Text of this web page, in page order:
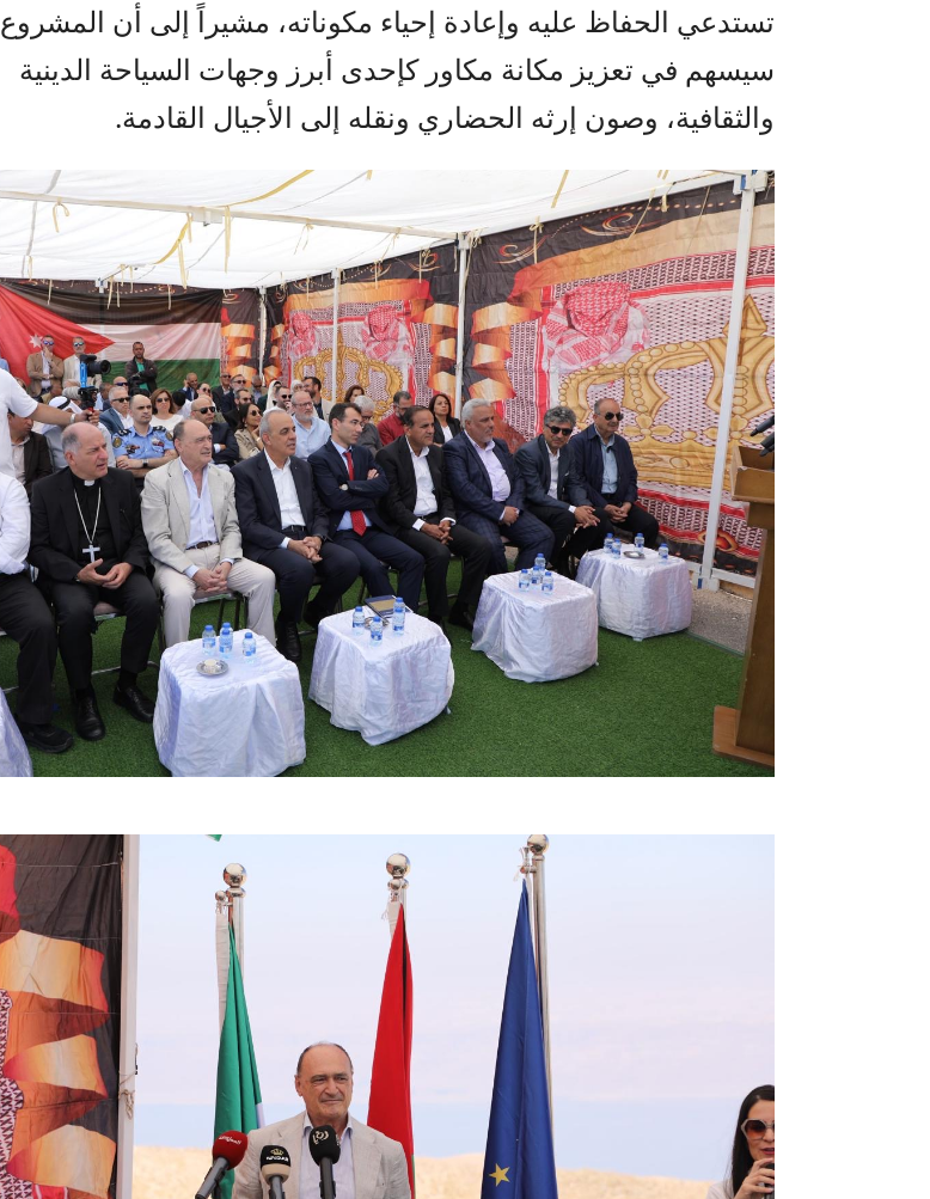
تستدعي الحفاظ عليه وإعادة إحياء مكوناته، مشيراً إلى أن المشروع
سيسهم في تعزيز مكانة مكاور كإحدى أبرز وجهات السياحة الدينية
والثقافية، وصون إرثه الحضاري ونقله إلى الأجيال القادمة.